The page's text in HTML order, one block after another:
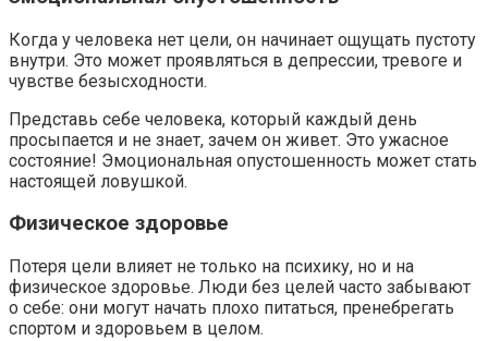
Когда у человека нет цели, он начинает ощущать пустоту
внутри. Это может проявляться в депрессии, тревоге и
чувстве безысходности.
Представь себе человека, который каждый день
просыпается и не знает, зачем он живет. Это ужасное
состояние! Эмоциональная опустошенность может стать
настоящей ловушкой.
Физическое здоровье
Потеря цели влияет не только на психику, но и на
физическое здоровье. Люди без целей часто забывают
о себе: они могут начать плохо питаться, пренебрегать
спортом и здоровьем в целом.